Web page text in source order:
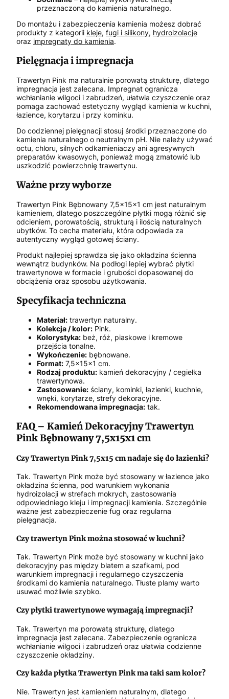
przeznaczoną do kamienia naturalnego.
Do montażu i zabezpieczenia kamienia możesz dobrać
produkty z kategorii kleje, fugi i silikony, hydroizolacje
oraz impregnaty do kamienia.
Pielęgnacja i impregnacja
Trawertyn Pink ma naturalnie porowatą strukturę, dlatego
impregnacja jest zalecana. Impregnat ogranicza
wchłanianie wilgoci i zabrudzeń, ułatwia czyszczenie oraz
pomaga zachować estetyczny wygląd kamienia w kuchni,
łazience, korytarzu i przy kominku.
Do codziennej pielęgnacji stosuj środki przeznaczone do
kamienia naturalnego o neutralnym pH. Nie należy używać
octu, chloru, silnych odkamieniaczy ani agresywnych
preparatów kwasowych, ponieważ mogą zmatowić lub
uszkodzić powierzchnię trawertynu.
Ważne przy wyborze
Trawertyn Pink Bębnowany 7,5x15x1 cm jest naturalnym
kamieniem, dlatego poszczególne płytki mogą różnić się
odcieniem, porowatością, strukturą i ilością naturalnych
ubytków. To cecha materiału, która odpowiada za
autentyczny wygląd gotowej ściany.
Produkt najlepiej sprawdza się jako okładzina ścienna
wewnątrz budynków. Na podłogi lepiej wybrać płytki
trawertynowe w formacie i grubości dopasowanej do
obciążenia oraz sposobu użytkowania.
Specyfikacja techniczna
Materiał: trawertyn naturalny.
Kolekcja / kolor: Pink.
Kolorystyka: beż, róż, piaskowe i kremowe
przejścia tonalne.
Wykończenie: bębnowane.
Format: 7,5x15x1 cm.
Rodzaj produktu: kamień dekoracyjny / cegiełka
trawertynowa.
Zastosowanie: ściany, kominki, łazienki, kuchnie,
wnęki, korytarze, strefy dekoracyjne.
Rekomendowana impregnacja: tak.
FAQ – Kamień Dekoracyjny Trawertyn
Pink Bębnowany 7,5x15x1 cm
Czy Trawertyn Pink 7,5x15 cm nadaje się do łazienki?
Tak. Trawertyn Pink może być stosowany w łazience jako
okładzina ścienna, pod warunkiem wykonania
hydroizolacji w strefach mokrych, zastosowania
odpowiedniego kleju i impregnacji kamienia. Szczególnie
ważne jest zabezpieczenie fug oraz regularna
pielęgnacja.
Czy trawertyn Pink można stosować w kuchni?
Tak. Trawertyn Pink może być stosowany w kuchni jako
dekoracyjny pas między blatem a szafkami, pod
warunkiem impregnacji i regularnego czyszczenia
środkami do kamienia naturalnego. Tłuste plamy warto
usuwać możliwie szybko.
Czy płytki trawertynowe wymagają impregnacji?
Tak. Trawertyn ma porowatą strukturę, dlatego
impregnacja jest zalecana. Zabezpieczenie ogranicza
wchłanianie wilgoci i zabrudzeń oraz ułatwia codzienne
czyszczenie okładziny.
Czy każda płytka Trawertyn Pink ma taki sam kolor?
Nie. Trawertyn jest kamieniem naturalnym, dlatego